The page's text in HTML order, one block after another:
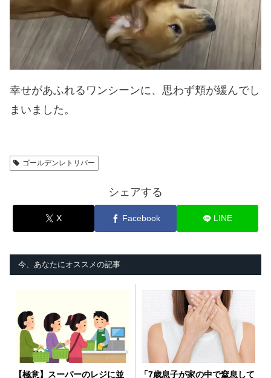
幸せがあふれるワンシーンに、思わず頬が緩んでし
まいました。
ゴールデンレトリバー
シェアする
X Facebook LINE
今、あなたにオススメの記事
【極意】スーパーのレジに並
「7歳息子が家の中で窒息して